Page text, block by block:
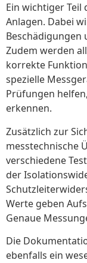
Ein wichtiger
Anlagen. Dabei
Beschädigungen
Zudem werden
korrekte
spezielle
Prüfungen
erkennen.
Zusätzlich zur
messtechnische
verschiedene
der
Werte geben
Genaue
Die
ebenfalls ein